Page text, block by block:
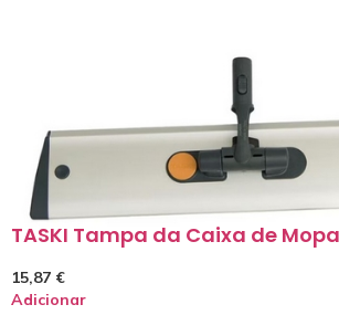
TASKI Tampa da Caixa de
15,87 €
Adicionar